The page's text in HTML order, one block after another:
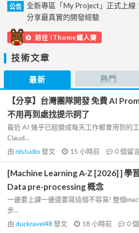
公告
全新專區「My Project」正式上線
分享最真實的開發經驗
前往 iThome鐵人賽
技術文章
最新 熱門
【分享】台灣團隊開發 免費 AI
不用再到處找提示詞了
最近 AI 幾乎已經變成每天工作都會用到的
Claud...
由 nlstudio 發文 15 小時前 0個留
[Machine Learning A-Z [2026] ] 學
Data pre-processing 概念
一邊要上課一邊還要寫這個不容易! 整個
步...
由 duckravel48 發文 18 小時前 0